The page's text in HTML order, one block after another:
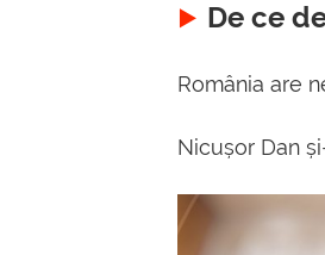
De ce
România are
Nicușor Dan